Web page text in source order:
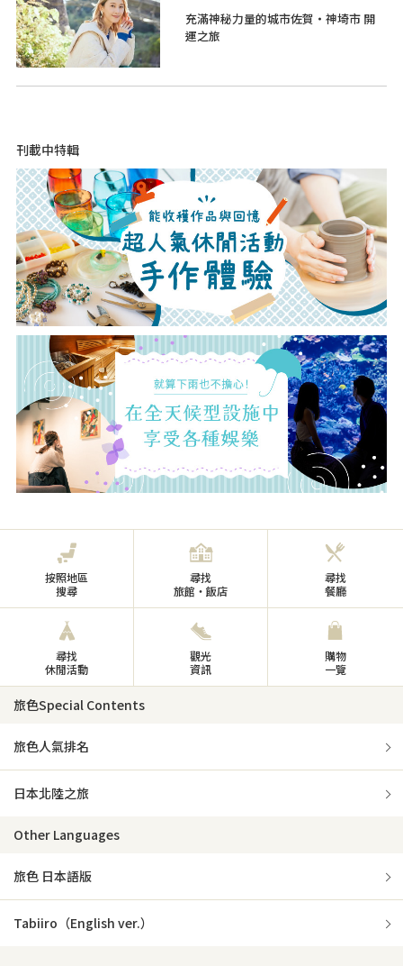
充滿神秘力量的城市佐賀・神埼市 開
運之旅
刊載中特輯
按照地區
搜尋
尋找
旅館・飯店
尋找
餐廳
尋找
休閒活動
觀光
資訊
購物
一覽
旅色Special Contents
旅色人氣排名
日本北陸之旅
Other Languages
旅色 日本語版
Tabiiro（English ver.）